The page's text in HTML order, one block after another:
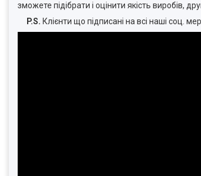
зможете підібрати і оцінити якість виробів,
P.S. Клієнти що підписані на всі наші соц.